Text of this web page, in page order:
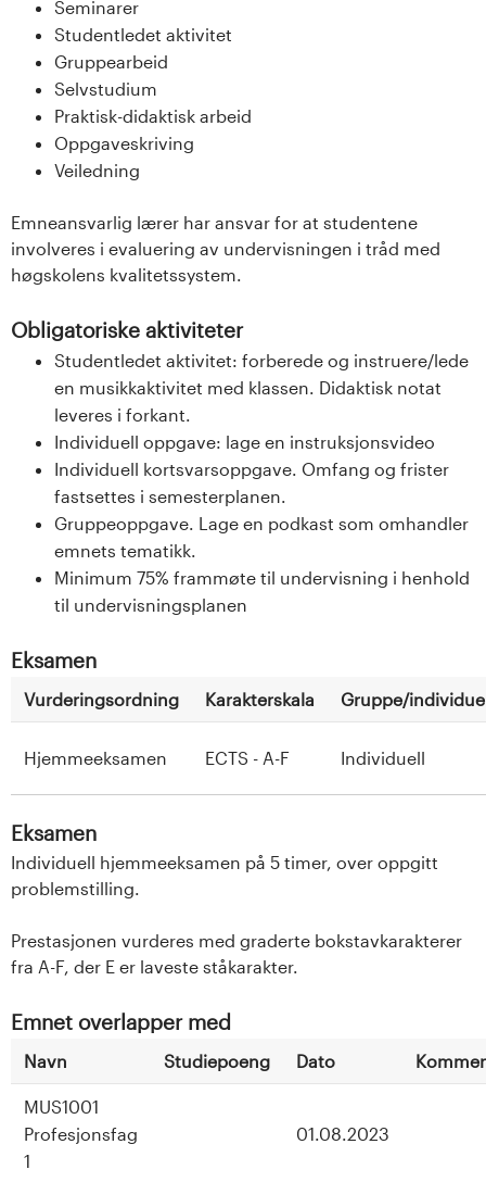
Seminarer
Studentledet aktivitet
Gruppearbeid
Selvstudium
Praktisk-didaktisk arbeid
Oppgaveskriving
Veiledning
Emneansvarlig lærer har ansvar for at studentene
involveres i evaluering av undervisningen i tråd med
høgskolens kvalitetssystem.
Obligatoriske aktiviteter
Studentledet aktivitet: forberede og instruere/lede
en musikkaktivitet med klassen. Didaktisk notat
leveres i forkant.
Individuell oppgave: lage en instruksjonsvideo
Individuell kortsvarsoppgave. Omfang og frister
fastsettes i semesterplanen.
Gruppeoppgave. Lage en podkast som omhandler
emnets tematikk.
Minimum 75% frammøte til undervisning i henhold
til undervisningsplanen
Eksamen
Vurderingsordning Karakterskala Gruppe/
Hjemmeeksamen ECTS - A-F Individuell
Eksamen
Individuell hjemmeeksamen på 5 timer, over oppgitt
problemstilling.
Prestasjonen vurderes med graderte bokstavkarakterer
fra A-F, der E er laveste ståkarakter.
Emnet overlapper med
Navn Studiepoeng Dato
MUS1001
Profesjonsfag
1
01.08.2023